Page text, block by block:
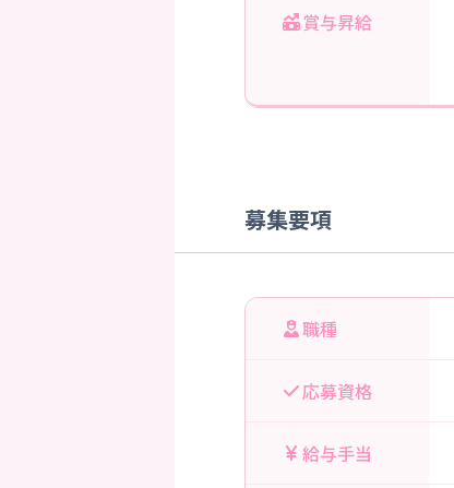
賞与昇給
募集要項
職種
応募資格
給与手当